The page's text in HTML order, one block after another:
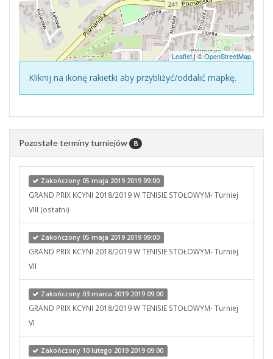
Leaflet| ©OpenStreetMap
Kliknij na ikonę rakietki aby przybliżyć/oddalić mapkę.
Pozostałe terminy turniejów 8
Zakończony 05 maja 2019 2019 09:00
GRAND PRIX KCYNI 2018/2019 W TENISIE STOŁOWYM- Turniej
VIII (ostatni)
Zakończony 05 maja 2019 2019 09:00
GRAND PRIX KCYNI 2018/2019 W TENISIE STOŁOWYM- Turniej
VII
Zakończony 03 marca 2019 2019 09:00
GRAND PRIX KCYNI 2018/2019 W TENISIE STOŁOWYM- Turniej
VI
Zakończony 10 lutego 2019 2019 09:00